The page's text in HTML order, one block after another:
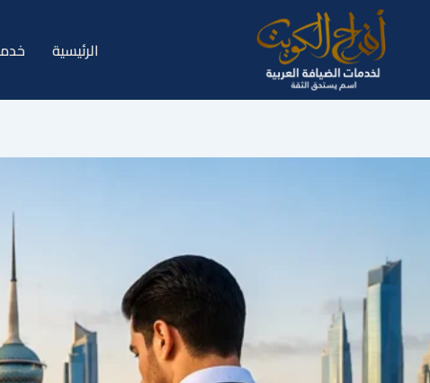
المحتوى
الرئيسية